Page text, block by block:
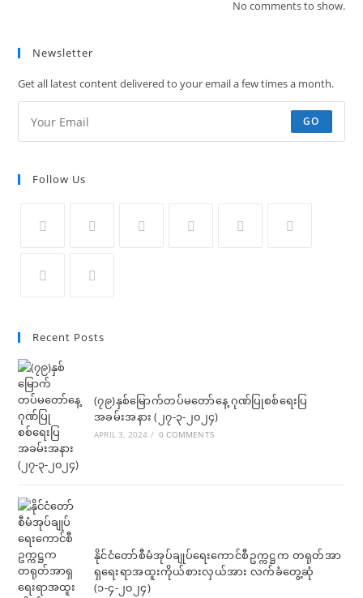
No comments to show.
Newsletter
Get all latest content delivered to your email a few times a month.
GO
Follow Us
tab
tab
a
new
tab
Recent Posts
(၇၉)နှစ်မြောက်တပ်မတော်နေ့ ဂုဏ်ပြုစစ်ရေးပြ
အခမ်းအနား (၂၇-၃-၂၀၂၄)
APRIL 3, 2024 / 0 COMMENTS
နိုင်ငံတော်စီမံအုပ်ချုပ်ရေးကောင်စီဥက္ကဋ္ဌက တရုတ်အာ
ရှရေးရာအထူးကိုယ်စားလှယ်အား လက်ခံတွေ့ဆုံ
(၁-၄-၂၀၂၄)